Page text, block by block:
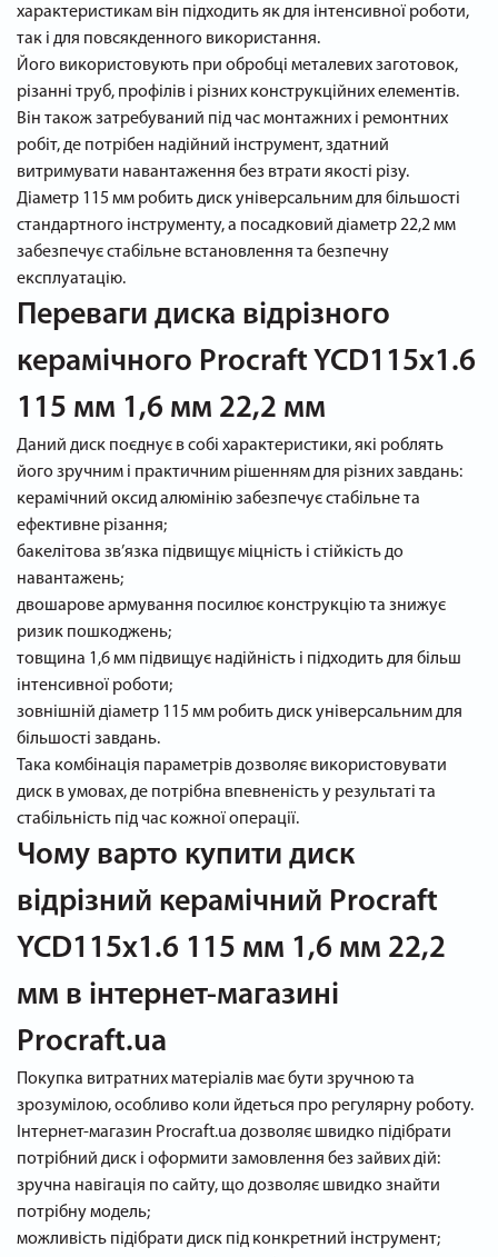
характеристикам він підходить як для інтенсивної роботи,
так і для повсякденного використання.
Його використовують при обробці металевих заготовок,
різанні труб, профілів і різних конструкційних елементів.
Він також затребуваний під час монтажних і ремонтних
робіт, де потрібен надійний інструмент, здатний
витримувати навантаження без втрати якості різу.
Діаметр 115 мм робить диск універсальним для більшості
стандартного інструменту, а посадковий діаметр 22,2 мм
забезпечує стабільне встановлення та безпечну
експлуатацію.
Переваги диска відрізного
керамічного Procraft YCD115x1.6
115 мм 1,6 мм 22,2 мм
Даний диск поєднує в собі характеристики, які роблять
його зручним і практичним рішенням для різних завдань:
керамічний оксид алюмінію забезпечує стабільне та
ефективне різання;
бакелітова зв’язка підвищує міцність і стійкість до
навантажень;
двошарове армування посилює конструкцію та знижує
ризик пошкоджень;
товщина 1,6 мм підвищує надійність і підходить для більш
інтенсивної роботи;
зовнішній діаметр 115 мм робить диск універсальним для
більшості завдань.
Така комбінація параметрів дозволяє використовувати
диск в умовах, де потрібна впевненість у результаті та
стабільність під час кожної операції.
Чому варто купити диск
відрізний керамічний Procraft
YCD115x1.6 115 мм 1,6 мм 22,2
мм в інтернет-магазині
Procraft.ua
Покупка витратних матеріалів має бути зручною та
зрозумілою, особливо коли йдеться про регулярну роботу.
Інтернет-магазин Procraft.ua дозволяє швидко підібрати
потрібний диск і оформити замовлення без зайвих дій:
зручна навігація по сайту, що дозволяє швидко знайти
потрібну модель;
можливість підібрати диск під конкретний інструмент;